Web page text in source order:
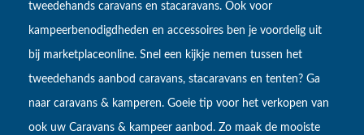
tweedehands caravans en stacaravans. Ook voor
kampeerbenodigdheden en accessoires ben je voordelig uit
bij marketplaceonline. Snel een kijkje nemen tussen het
tweedehands aanbod caravans, stacaravans en tenten? Ga
naar caravans & kamperen. Goeie tip voor het verkopen van
ook uw Caravans & kampeer aanbod. Zo maak de mooiste